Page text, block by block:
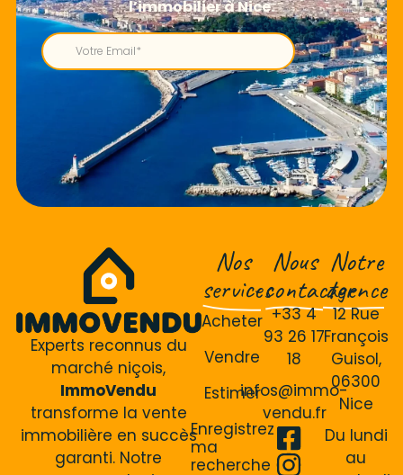
Experts reconnus du
marché niçois,
ImmoVendu
transforme la vente
immobilière en succès
garanti. Notre
Nos
services
Acheter
Vendre
Estimer
Enregistrez
ma
recherche
Nous
contacter
+33 4
93 26 17
18
infos@immo-
vendu.fr
Notre
agence
12 Rue
François
Guisol,
06300
Nice
Du lundi
au